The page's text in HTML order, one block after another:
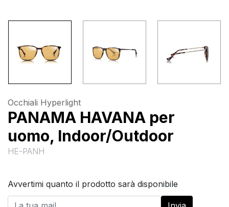
Occhiali Hyperlight
PANAMA HAVANA per
uomo, Indoor/Outdoor
HE-PANH
Avvertimi quanto il prodotto sarà disponibile